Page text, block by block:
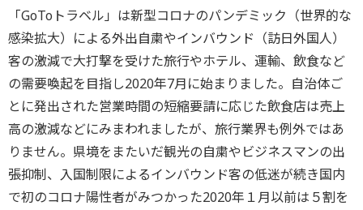
「GoToトラベル」は新型コロナのパンデミック（世界的な
感染拡大）による外出自粛やインバウンド（訪日外国人）
客の激減で大打撃を受けた旅行やホテル、運輸、飲食など
の需要喚起を目指し2020年7月に始まりました。自治体ご
とに発出された営業時間の短縮要請に応じた飲食店は売上
高の激減などにみまわれましたが、旅行業界も例外ではあ
りません。県境をまたいだ観光の自粛やビジネスマンの出
張抑制、入国制限によるインバウンド客の低迷が続き国内
で初のコロナ陽性者がみつかった2020年１月以前は５割を